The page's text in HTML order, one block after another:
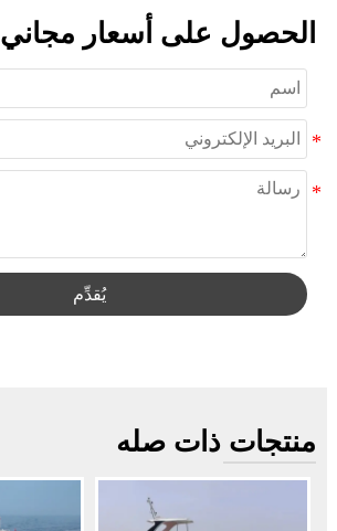
الحصول على أسعار مجاني
يُقدِّم
منتجات ذات صله